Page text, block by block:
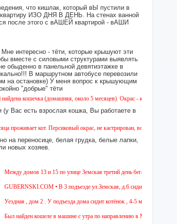
что кишлак, который вЫ пустили в
ИЗО ДНЯ В ДЕНЬ. На стенах ванной
этого с вАШЕЙ квартирой - вАШИ
интересно - тёти, которые крышуют эти
вместе с силовыми структурами выявлять
обыденно в панельной девятиэтажке в
В маршрутном автобусе перевозили
на остановке) У меня вопрос к крышующим
"добрые" тёти
(домашняя, около 5 месяцев). Окрас - камышовый, на один
Вас есть взрослая кошка, Вы работаете в
кот. Персиковый окрас, не кастрирован, возраст менее года,
на переносице, белая грудка, белые лапки,
новых хозяев.
домов 13 и 15 по улице Земская третий день бегает собака из
• В 3 подъезде ул.Земская, д.6 сидит очень
, дом 2 . У подъезда дома сидит котёнок , 4-5 мес , девочка.
найден кошеле в машине с утра по направлению в Москву,девушка